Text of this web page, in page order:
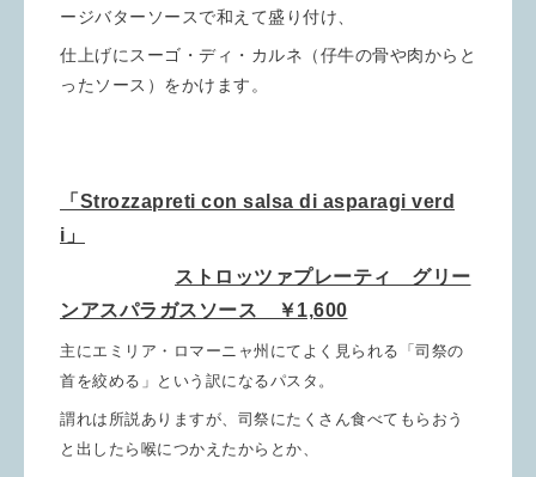
ージバターソースで和えて盛り付け、
仕上げにスーゴ・ディ・カルネ（仔牛の骨や肉からと
ったソース）をかけます。
「Strozzapreti con salsa di asparagi verd
i」
ストロッツァプレーティ グリー
ンアスパラガスソース ￥1,600
主にエミリア・ロマーニャ州にてよく見られる「司祭の
首を絞める」という訳になるパスタ。
謂れは所説ありますが、司祭にたくさん食べてもらおう
と出したら喉につかえたからとか、